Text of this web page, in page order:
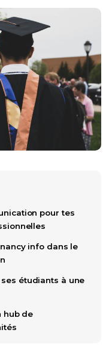
pour tes
info dans le
étudiants à une
hub de